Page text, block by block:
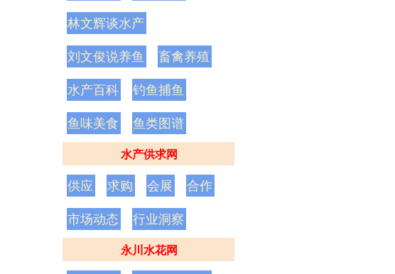
林文辉谈水产
刘文俊说养鱼 畜禽养殖
水产百科 钓鱼捕鱼
鱼味美食 鱼类图谱
水产供求网
供应 求购 会展 合作
市场动态 行业洞察
永川水花网